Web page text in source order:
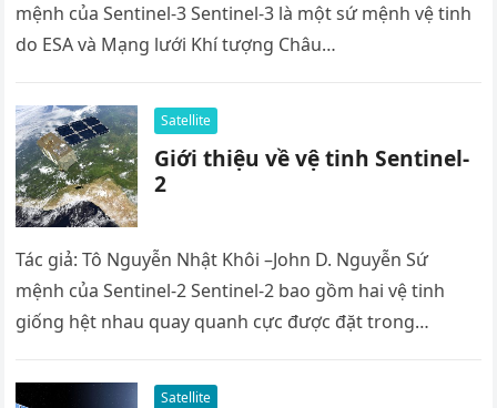
mệnh của Sentinel-3 Sentinel-3 là một sứ mệnh vệ tinh
do ESA và Mạng lưới Khí tượng Châu…
Satellite
Giới thiệu về vệ tinh Sentinel-
2
Tác giả: Tô Nguyễn Nhật Khôi –John D. Nguyễn Sứ
mệnh của Sentinel-2 Sentinel-2 bao gồm hai vệ tinh
giống hệt nhau quay quanh cực được đặt trong…
Satellite